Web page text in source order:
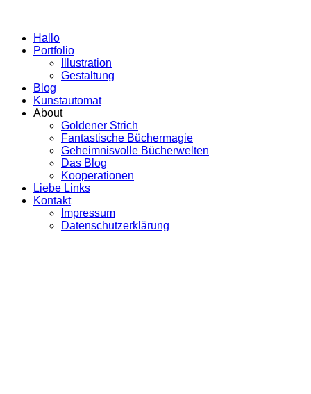
Hallo
Portfolio
Illustration
Gestaltung
Blog
Kunstautomat
About
Goldener Strich
Fantastische Büchermagie
Geheimnisvolle Bücherwelten
Das Blog
Kooperationen
Liebe Links
Kontakt
Impressum
Datenschutzerklärung